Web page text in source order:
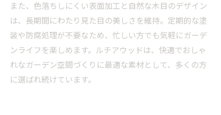
また、色落ちしにくい表面加工と自然な木目のデザイン
は、長期間にわたり見た目の美しさを維持。定期的な塗
装や防腐処理が不要なため、忙しい方でも気軽にガーデ
ンライフを楽しめます。ルチアウッドは、快適でおしゃ
れなガーデン空間づくりに最適な素材として、多くの方
に選ばれ続けています。